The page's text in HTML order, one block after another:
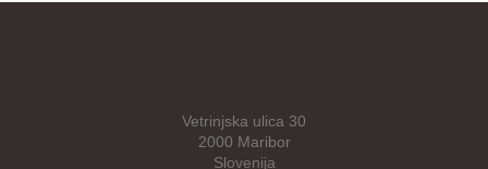
Vetrinjska ulica 30
2000 Maribor
Slovenija